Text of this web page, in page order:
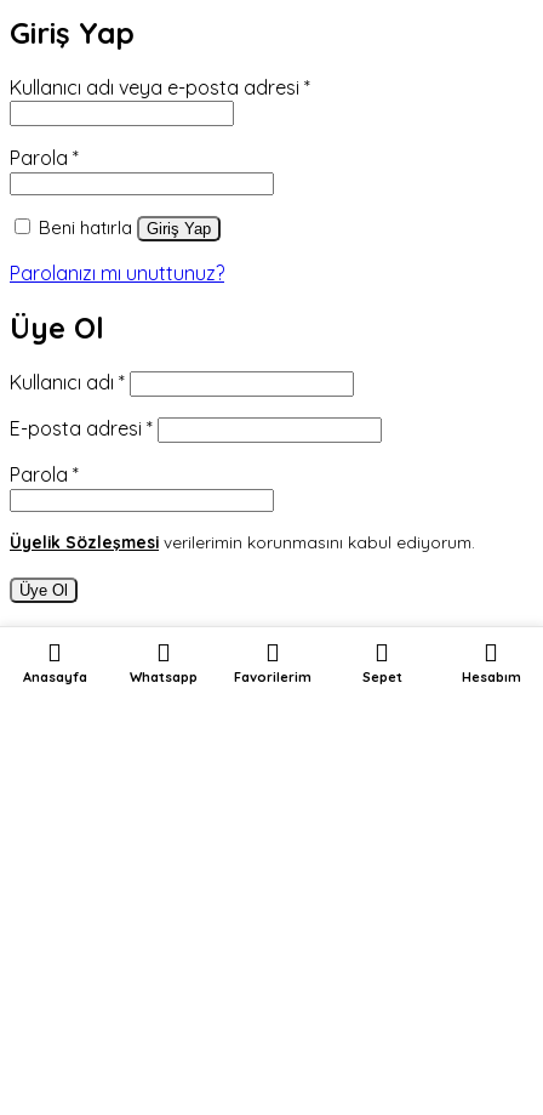
Giriş Yap
Kullanıcı adı veya e-posta adresi *Gerekli
Parola *Gerekli
Beni hatırla Giriş Yap
Parolanızı mı unuttunuz?
Üye Ol
Kullanıcı adı *Gerekli
E-posta adresi *Gerekli
Parola *Gerekli
Üyelik Sözleşmesi verilerimin korunmasını kabul ediyorum.
Üye Ol
Anasayfa Whatsapp Favorilerim Sepet Hesabım